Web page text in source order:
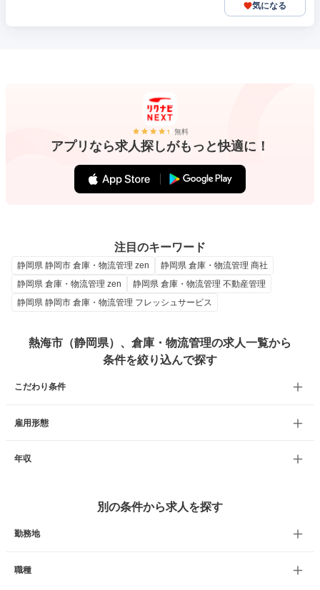
気になる
無料
アプリなら求人探しがもっと快適に！
注目のキーワード
静岡県 静岡市 倉庫・物流管理 zen
静岡県 倉庫・物流管理 商社
静岡県 倉庫・物流管理 zen
静岡県 倉庫・物流管理 不動産管理
静岡県 静岡市 倉庫・物流管理 フレッシュサービス
熱海市（静岡県）、倉庫・物流管理の求人一覧から
条件を絞り込んで探す
こだわり条件
雇用形態
年収
別の条件から求人を探す
勤務地
職種